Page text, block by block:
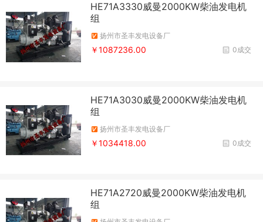
HE71A3330威曼2000KW柴油发电机
组
扬州市圣丰发电设备厂
0成交
￥1087236.00
HE71A3030威曼2000KW柴油发电机
组
扬州市圣丰发电设备厂
0成交
￥1034418.00
HE71A2720威曼2000KW柴油发电机
组